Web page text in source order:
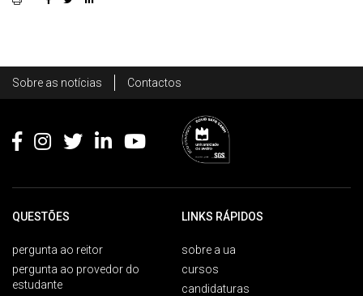
Footer
Sobre as notícias Contactos
QUESTÕES
pergunta ao reitor
pergunta ao provedor do
estudante
LINKS RÁPIDOS
sobre a ua
cursos
candidaturas